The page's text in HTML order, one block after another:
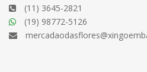
(11) 3645-2821
(19) 98772-5126